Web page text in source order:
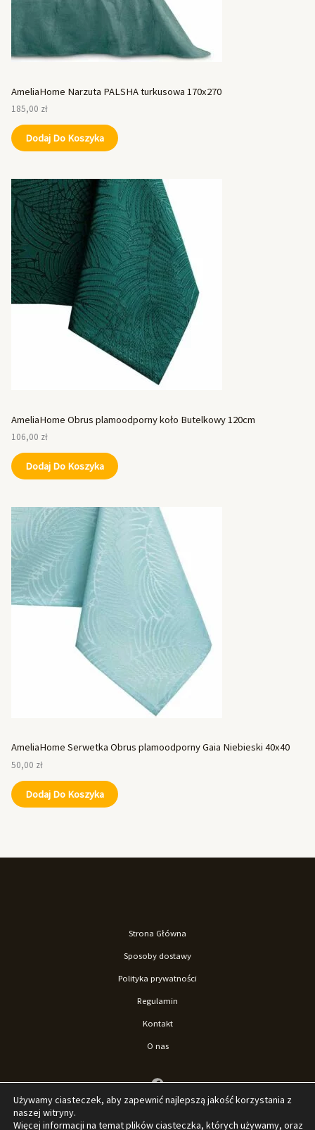
AmeliaHome Narzuta PALSHA turkusowa 170x270
185,00 zł
Dodaj Do Koszyka
AmeliaHome Obrus plamoodporny koło Butelkowy 120cm
106,00 zł
Dodaj Do Koszyka
AmeliaHome Serwetka Obrus plamoodporny Gaia Niebieski 40x40
50,00 zł
Dodaj Do Koszyka
Strona Główna
Sposoby dostawy
Polityka prywatności
Regulamin
Kontakt
O nas
Używamy ciasteczek, aby zapewnić najlepszą jakość korzystania z
naszej witryny.
Więcej informacji na temat plików ciasteczka, których używamy, oraz